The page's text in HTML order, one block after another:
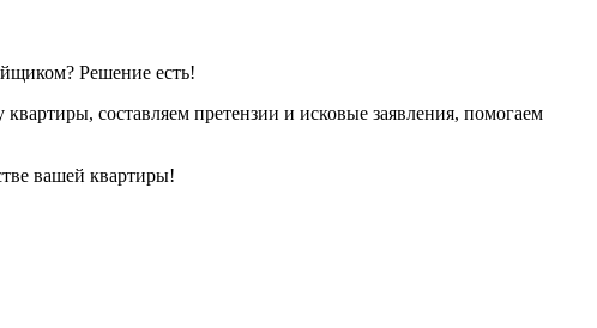
Решение есть!
составляем претензии и исковые заявления, помогаем
вашей квартиры!